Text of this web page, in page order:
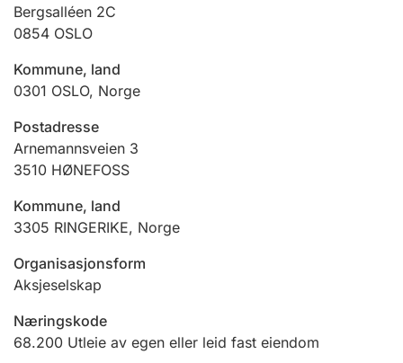
Jeger
Ektepaktveileder
Andre tema
Bergsalléen 2C
0854 OSLO
Kommune, land
0301 OSLO, Norge
Postadresse
Arnemannsveien 3
3510 HØNEFOSS
Kommune, land
3305 RINGERIKE, Norge
Organisasjonsform
Aksjeselskap
Næringskode
68.200 Utleie av egen eller leid fast eiendom